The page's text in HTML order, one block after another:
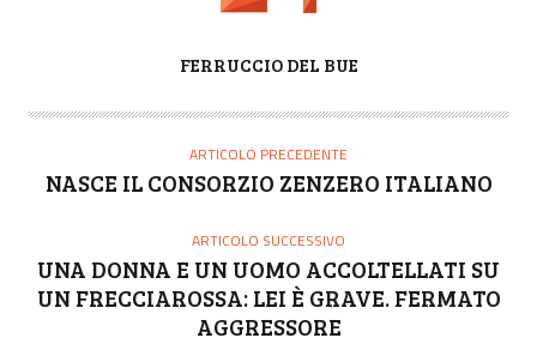
T
FERRUCCIO DEL BUE
ARTICOLO PRECEDENTE
NASCE IL CONSORZIO ZENZERO ITALIANO
ARTICOLO SUCCESSIVO
UNA DONNA E UN UOMO ACCOLTELLATI SU
UN FRECCIAROSSA: LEI È GRAVE. FERMATO
AGGRESSORE